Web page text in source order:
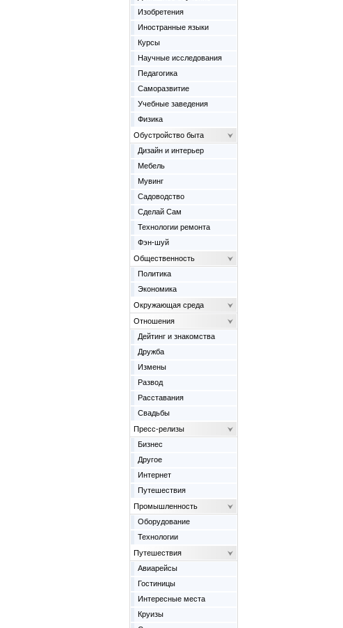
Изобретения
Иностранные языки
Курсы
Научные исследования
Педагогика
Саморазвитие
Учебные заведения
Физика
Обустройство быта
Дизайн и интерьер
Мебель
Мувинг
Садоводство
Сделай Сам
Технологии ремонта
Фэн-шуй
Общественность
Политика
Экономика
Окружающая среда
Отношения
Дейтинг и знакомства
Дружба
Измены
Развод
Расставания
Свадьбы
Пресс-релизы
Бизнес
Другое
Интернет
Путешествия
Промышленность
Оборудование
Технологии
Путешествия
Авиарейсы
Гостиницы
Интересные места
Круизы